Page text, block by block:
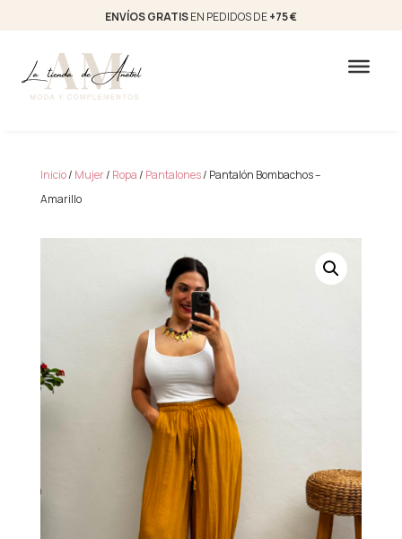
ENVÍOS GRATISEN PEDIDOS DE+75 €
Inicio/ Mujer/ Ropa/ Pantalones/ Pantalón Bombachos –
Amarillo